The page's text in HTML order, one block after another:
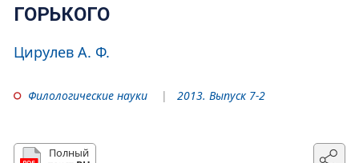
ГОРЬКОГО
Цирулев А. Ф.
Филологические науки 2013. Выпуск 7-2
Полный